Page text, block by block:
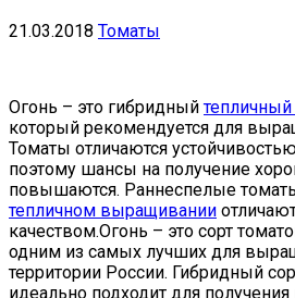
21.03.2018 Томаты
Огонь – это гибридный
который рекомендуется для
Томаты отличаются
поэтому шансы на получение
повышаются. Раннеспелые
тепличном выращивании
качеством.Огонь – это сорт
одним из самых лучших для
территории России. Гибридный
идеально подходит для